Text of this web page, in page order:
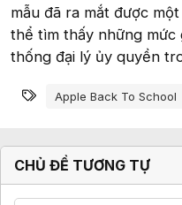
mẫu đã ra mắt được
thể tìm thấy những mức
thống đại lý ủy quyền
Từ khóa
Apple Back To School
CHỦ ĐỀ TƯƠNG TỰ